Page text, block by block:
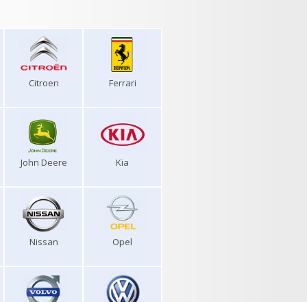
Citroen Ferrari
John Deere Kia
Nissan Opel